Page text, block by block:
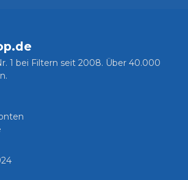
1 bei Filtern seit 2008. Über 40.000